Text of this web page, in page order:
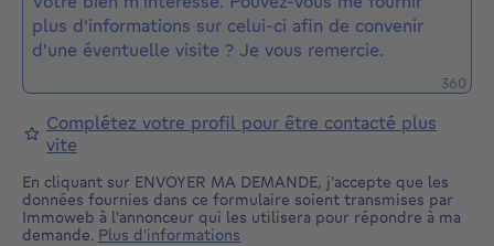
360
Complétez votre profil pour être contacté plus
vite
En cliquant sur ENVOYER MA DEMANDE, j'accepte que les
données fournies dans ce formulaire soient transmises par
Immoweb à l'annonceur qui les utilisera pour répondre à ma
demande. Plus d'informations